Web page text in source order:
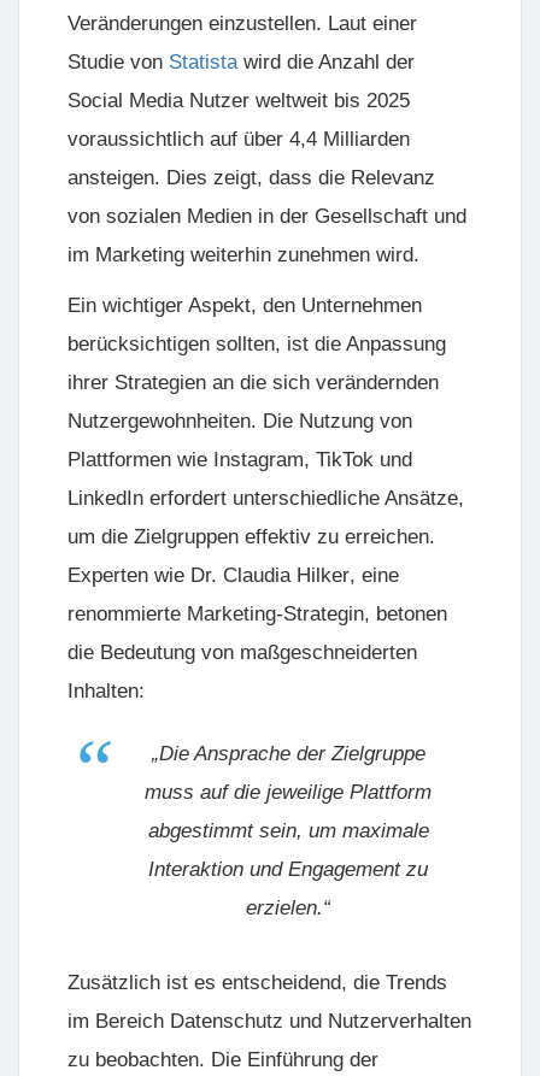
Veränderungen einzustellen. Laut einer
Studie von Statistawird die Anzahl der
Social Media Nutzer weltweit bis 2025
voraussichtlich auf über 4,4 Milliarden
ansteigen. Dies zeigt, dass die Relevanz
von sozialen Medien in der Gesellschaft und
im Marketing weiterhin zunehmen wird.
Ein wichtiger Aspekt, den Unternehmen
berücksichtigen sollten, ist die Anpassung
ihrer Strategien an die sich verändernden
Nutzergewohnheiten. Die Nutzung von
Plattformen wie Instagram, TikTok und
LinkedIn erfordert unterschiedliche Ansätze,
um die Zielgruppen effektiv zu erreichen.
Experten wie Dr. Claudia Hilker, eine
renommierte Marketing-Strategin, betonen
die Bedeutung von maßgeschneiderten
Inhalten:
„Die Ansprache der Zielgruppe
muss auf die jeweilige Plattform
abgestimmt sein, um maximale
Interaktion und Engagement zu
erzielen.“
Zusätzlich ist es entscheidend, die Trends
im Bereich Datenschutz und Nutzerverhalten
zu beobachten. Die Einführung der